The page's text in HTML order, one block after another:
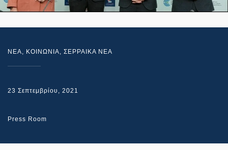
NEA, ΚΟΙΝΩΝΙΑ, ΣΕΡΡΑΙΚΑ ΝΕΑ
23 Σεπτεμβρίου, 2021
Press Room